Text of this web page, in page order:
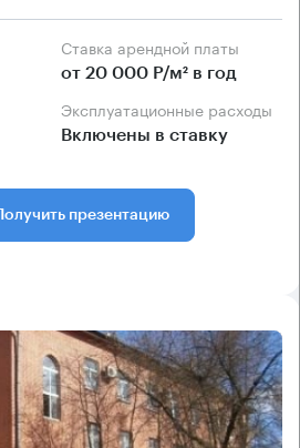
Ставка арендной платы
от 20 000 Р/м² в год
Эксплуатационные расходы
Включены в ставку
Получить презентацию